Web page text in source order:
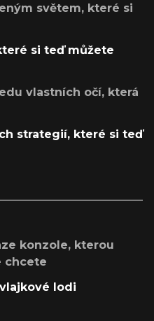
světem, které si
si teď můžete
vlastních očí, která
strategií, které si teď
konzole, kterou
chcete
lodi